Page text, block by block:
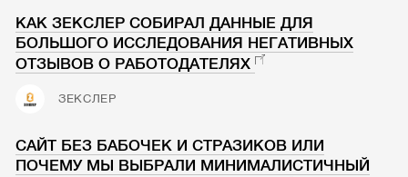
КАК ЗЕКСЛЕР СОБИРАЛ ДАННЫЕ ДЛЯ
БОЛЬШОГО ИССЛЕДОВАНИЯ НЕГАТИВНЫХ
ОТЗЫВОВ О РАБОТОДАТЕЛЯХ
ЗЕКСЛЕР
САЙТ БЕЗ БАБОЧЕК И СТРАЗИКОВ ИЛИ
ПОЧЕМУ МЫ ВЫБРАЛИ МИНИМАЛИСТИЧНЫЙ